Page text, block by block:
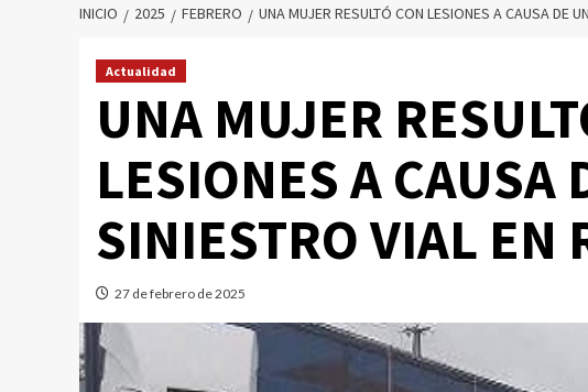
INICIO 2025 FEBRERO UNA MUJER RESULTÓ CON LESIONES A CAUSA DE
Actualidad
UNA MUJER
LESIONES A CAUSA
SINIESTRO VIAL EN
27 de febrero de 2025